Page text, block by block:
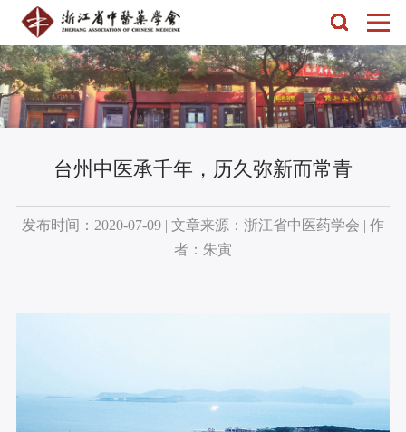
台州中医承千年，历久弥新而常青
发布时间：2020-07-09 | 文章来源：浙江省中医药学会 | 作
者：朱寅